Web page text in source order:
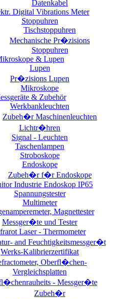
Datenkabel
Digital Vibrations Meter
Stoppuhren
Tischstoppuhren
Mechanische Pr�zisions
Stoppuhren
& Lupen
Lupen
Pr�zisions Lupen
Mikroskope
& Zubehör
Werkbankleuchten
Zubeh�r Maschinenleuchten
Lichtr�hren
Signal - Leuchten
Taschenlampen
Stroboskope
Endoskope
Zubeh�r f�r Endoskope
Industrie Endoskop IP65
Spannungstester
Multimeter
Magnettester
Messger�te und Tester
Laser - Thermometer
and Feuchtigkeitsmessger�t
Werks-Kalibrierzertifikat
Oberfl�chen-
Vergleichsplatten
- Messger�te
Zubeh�r